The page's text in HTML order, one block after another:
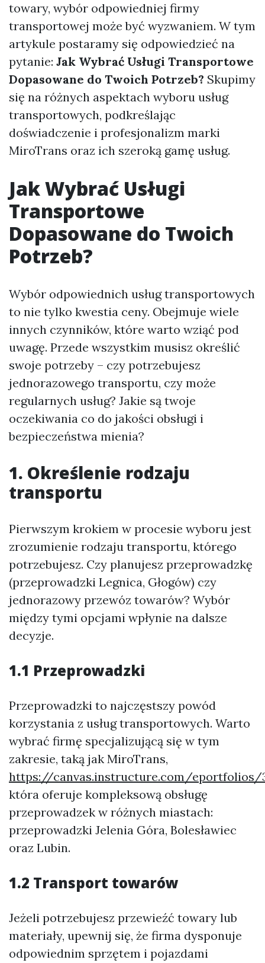
towary, wybór odpowiedniej firmy
transportowej może być wyzwaniem. W tym
artykule postaramy się odpowiedzieć na
pytanie: Jak Wybrać Usługi Transportowe
Dopasowane do Twoich Potrzeb? Skupimy
się na różnych aspektach wyboru usług
transportowych, podkreślając
doświadczenie i profesjonalizm marki
MiroTrans oraz ich szeroką gamę usług.
Jak Wybrać Usługi
Transportowe
Dopasowane do Twoich
Potrzeb?
Wybór odpowiednich usług transportowych
to nie tylko kwestia ceny. Obejmuje wiele
innych czynników, które warto wziąć pod
uwagę. Przede wszystkim musisz określić
swoje potrzeby – czy potrzebujesz
jednorazowego transportu, czy może
regularnych usług? Jakie są twoje
oczekiwania co do jakości obsługi i
bezpieczeństwa mienia?
1. Określenie rodzaju
transportu
Pierwszym krokiem w procesie wyboru jest
zrozumienie rodzaju transportu, którego
potrzebujesz. Czy planujesz przeprowadzkę
(przeprowadzki Legnica, Głogów) czy
jednorazowy przewóz towarów? Wybór
między tymi opcjami wpłynie na dalsze
decyzje.
1.1 Przeprowadzki
Przeprowadzki to najczęstszy powód
korzystania z usług transportowych. Warto
wybrać firmę specjalizującą się w tym
zakresie, taką jak MiroTrans,
https://canvas.instructure.com/eportfolios/
która oferuje kompleksową obsługę
przeprowadzek w różnych miastach:
przeprowadzki Jelenia Góra, Bolesławiec
oraz Lubin.
1.2 Transport towarów
Jeżeli potrzebujesz przewieźć towary lub
materiały, upewnij się, że firma dysponuje
odpowiednim sprzętem i pojazdami